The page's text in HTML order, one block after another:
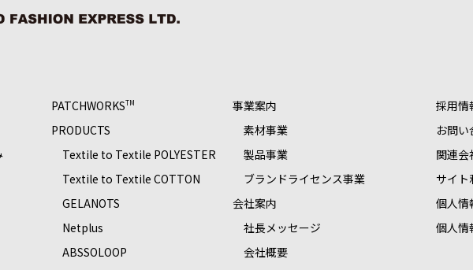
PATCHWORKSTM
PRODUCTS
Textile to Textile POLYESTER
Textile to Textile COTTON
GELANOTS
Netplus
ABSSOLOOP
事業案内
素材事業
製品事業
ブランドライセンス事業
会社案内
社長メッセージ
会社概要
採用情
お問い
関連会
サイト
個人情
個人情